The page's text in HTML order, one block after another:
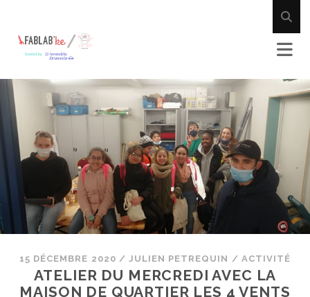
15 DÉCEMBRE 2020 / JULIEN PETREQUIN / ACTIVITÉ
ATELIER DU MERCREDI AVEC LA
MAISON DE QUARTIER LES 4 VENTS